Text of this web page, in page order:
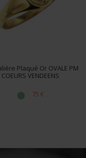
Plaqué Or OVALE PM
COEURS VENDEENS
75 €